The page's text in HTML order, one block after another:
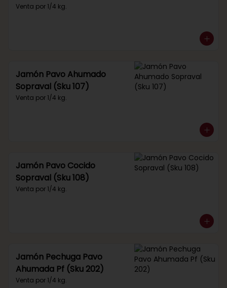
Venta por 1/4 kg.
Jamón Pavo Ahumado
Sopraval (Sku 107)
Venta por 1/4 kg.
Jamón Pavo Cocido
Sopraval (Sku 108)
Venta por 1/4 kg.
Jamón Pechuga Pavo
Ahumada Pf (Sku 202)
Venta por 1/4 kg.